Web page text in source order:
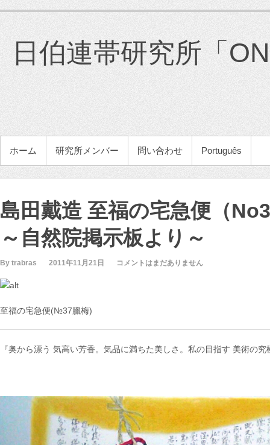
プ
日伯連帯研究所「
メインメニュー
ホーム 研究所メンバー 問い合わせ Português
島田戴造 至福の宅急便（
～自然院掲示板より～
By trabras 2011年11月21日 コメントはまだありません
至福の宅急便(№37臘梅)
『奥から漂う 気高い芳香。気品に満ちた美しさ。私の目指す 美術の